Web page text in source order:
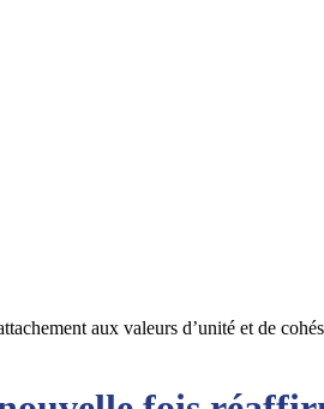
aux valeurs d’unité et de